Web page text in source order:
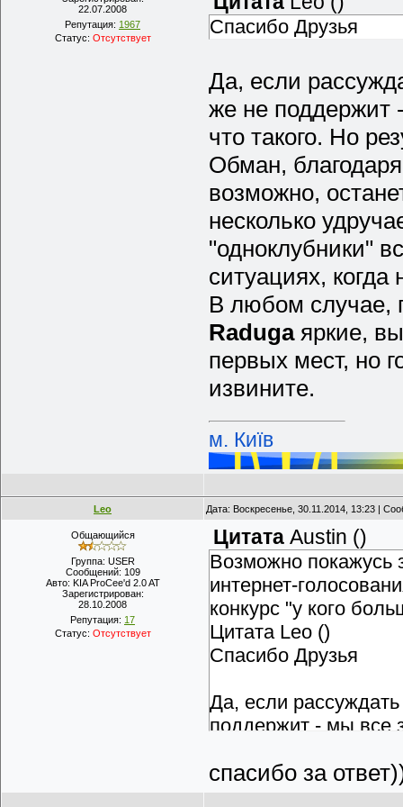
22.07.2008
Репутация: 1967
Статус: Отсутствует Спасибо Друзья
Да, если
же не поддержит
что такого. Но
Обман,
возможно,
несколько
"одноклубники"
ситуациях,
В любом случае,
Radugaяркие,
первых мест, но
извините.
м. Київ
Leo Дата: Воскресенье, 30.11.2014, 13:23 |
Общающийся
Группа: USER
Сообщений: 109
Авто: KIA ProCee'd 2.0 AT
Зарегистрирован:
28.10.2008
Репутация: 17
Статус: Отсутствует
Цитата Austin ()
Возможно покажусь
интернет-
конкурс "у кого
Цитата Leo ()
Спасибо Друзья
Да, если
поддержит - мы все
кто-то из более
призёров. Это
спасибо за